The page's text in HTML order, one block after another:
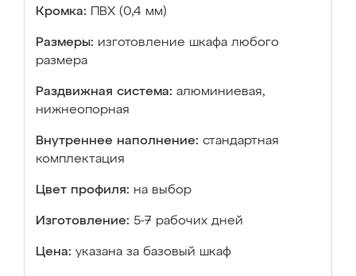
Кромка: ПВХ (0,4 мм)
Размеры: изготовление шкафа любого
размера
Раздвижная система: алюминиевая,
нижнеопорная
Внутреннее наполнение: стандартная
комплектация
Цвет профиля: на выбор
Изготовление: 5-7 рабочих дней
Цена: указана за базовый шкаф